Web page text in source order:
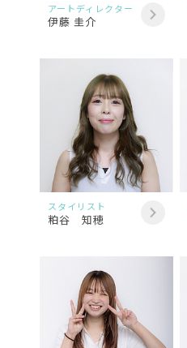
アートディレクター
伊藤 圭介
スタイリスト
粕谷 知穂